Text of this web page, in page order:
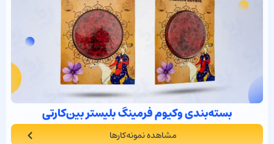
بسته‌بندی وکیوم فرمینگ بلیستر بین‌کارتی
مشاهده نمونه‌کارها